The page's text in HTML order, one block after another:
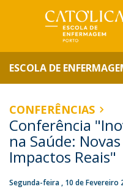
ESCOLA DE
CONFERÊNCIAS
Conferência
na Saúde:
Impactos Reais"
Segunda-feira , 10 de Fevereiro